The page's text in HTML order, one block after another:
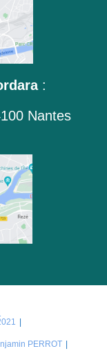
:
Nantes
PERROT